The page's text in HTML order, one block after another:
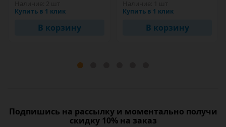
Купить в 1 клик
В корзину
Купить в 1 клик
В корзину
Подпишись на рассылку и моментально получи
скидку 10% на заказ